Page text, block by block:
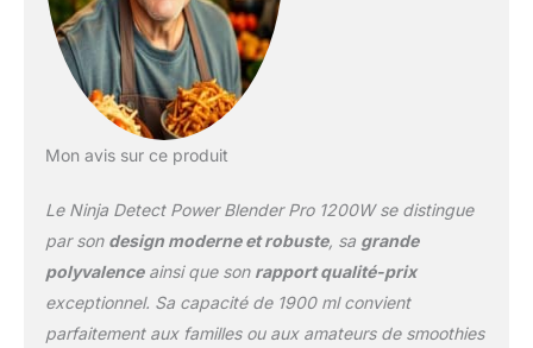
encore CADRAN DE
DÉTECTION : Le cadran
facile à lire vous permet
de contrôler entièrement
Comprend également un
minuteur et une
notification d'ajout de
liquide MODES AUTO,
MANUEL et PRÉRÉGLÉ :
Les mixeurs Ninja Detect
Mon avis sur ce produit
Le Ninja Detect Power Blender Pro 1200W se distingue
par son design moderne et robuste, sa grande
polyvalenceainsi que son rapport qualité-prix
exceptionnel. Sa capacité de 1900 ml convient
parfaitement aux familles ou aux amateurs de smoothies